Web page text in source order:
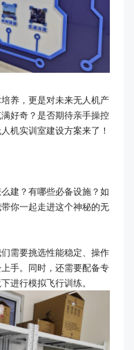
养，更是对未来无人机产
好奇？是否期待亲手操控
机实训室建设方案来了！
建？有哪些必备设施？如
你一起走进这个神秘的无
需要挑选性能稳定、操作
手。同时，还需要配备专
进行模拟飞行训练。